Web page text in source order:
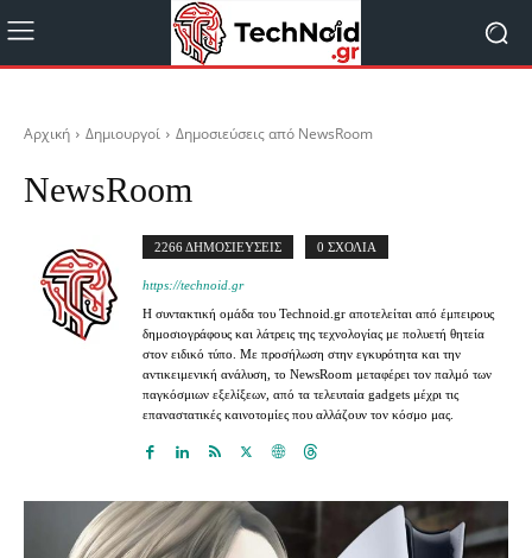
Αρχική Δημιουργοί Δημοσιεύσεις από NewsRoom
NewsRoom
2266 ΔΗΜΟΣΙΕΥΣΕΙΣ 0 ΣΧΟΛΙΑ
https://technoid.gr
Η συντακτική ομάδα του Technoid.gr αποτελείται από έμπειρους
δημοσιογράφους και λάτρεις της τεχνολογίας με πολυετή θητεία
στον ειδικό τύπο. Με προσήλωση στην εγκυρότητα και την
αντικειμενική ανάλυση, το NewsRoom μεταφέρει τον παλμό των
παγκόσμιων εξελίξεων, από τα τελευταία gadgets μέχρι τις
επαναστατικές καινοτομίες που αλλάζουν τον κόσμο μας.